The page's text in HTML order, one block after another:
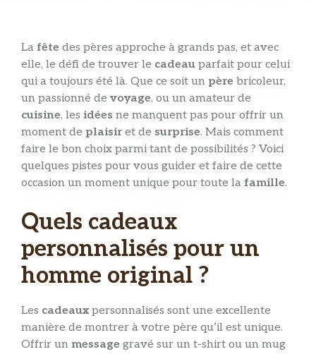
La fête des pères approche à grands pas, et avec
elle, le défi de trouver le cadeau parfait pour celui
qui a toujours été là. Que ce soit un père bricoleur,
un passionné de voyage, ou un amateur de
cuisine, les idées ne manquent pas pour offrir un
moment de plaisiret de surprise. Mais comment
faire le bon choix parmi tant de possibilités ? Voici
quelques pistes pour vous guider et faire de cette
occasion un moment unique pour toute la famille.
Quels cadeaux
personnalisés pour un
homme original ?
Les cadeaux personnalisés sont une excellente
manière de montrer à votre père qu’il est unique.
Offrir un message gravé sur un t-shirt ou un mug